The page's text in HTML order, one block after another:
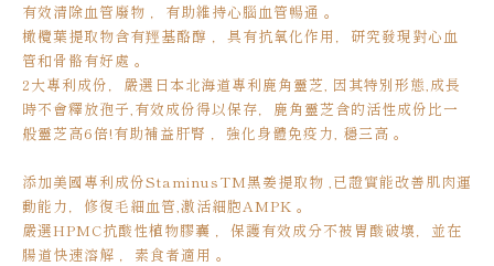
有效清除血管廢物 ，有助維持心腦血管暢通 。
橄欖葉提取物含有羥基酪醇 ，具有抗氧化作用，研究發現對心血
管和骨骼有好處 。
2大專利成份，嚴選日本北海道專利鹿角靈芝, 因其特別形態,成長
時不會釋放孢子,有效成份得以保存，鹿角靈芝含的活性成份比一
般靈芝高6倍!有助補益肝腎 ，強化身體免疫力, 穩三高 。
添加美國專利成份StaminusTM黑姜提取物 ,已證實能改善肌肉運
動能力，修復毛細血管,激活細胞AMPK 。
嚴選HPMC抗酸性植物膠囊 ，保護有效成分不被胃酸破壞，並在
腸道快速溶解 ，素食者適用 。